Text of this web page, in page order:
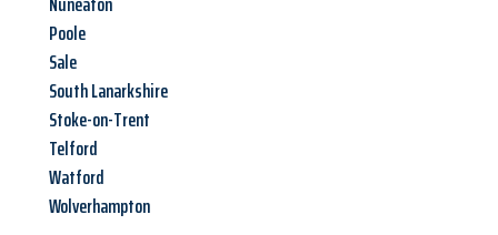
Poole
Sale
South Lanarkshire
Stoke-on-Trent
Telford
Watford
Wolverhampton